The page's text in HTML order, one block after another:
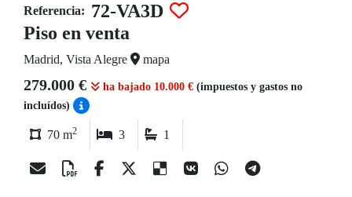
Referencia: 72-VA3D
Piso en venta
Madrid, Vista Alegre mapa
279.000 € ha bajado 10.000 € (impuestos y gastos no
incluídos)
70 m2 3 1